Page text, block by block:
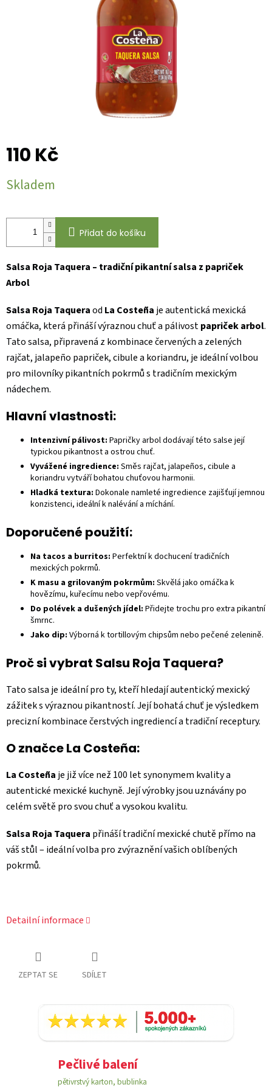
110 Kč
cena:
Skladem
Přidat do košíku
Salsa Roja Taquera – tradiční pikantní salsa z papriček
Arbol
Salsa Roja Taqueraod La Costeña je autentická mexická
omáčka, která přináší výraznou chuť a pálivostpapriček arbol.
Tato salsa, připravená z kombinace červených a zelených
rajčat, jalapeño papriček, cibule a koriandru, je ideální volbou
pro milovníky pikantních pokrmů s tradičním mexickým
nádechem.
Hlavní vlastnosti:
Intenzivní pálivost: Papričky arbol dodávají této salse její
typickou pikantnost a ostrou chuť.
Vyvážené ingredience: Směs rajčat, jalapeños, cibule a
koriandru vytváří bohatou chuťovou harmonii.
Hladká textura: Dokonale namleté ingredience zajišťují jemnou
konzistenci, ideální k nalévání a míchání.
Doporučené použití:
Na tacos a burritos: Perfektní k dochucení tradičních
mexických pokrmů.
K masu a grilovaným pokrmům: Skvělá jako omáčka k
hovězímu, kuřecímu nebo vepřovému.
Do polévek a dušených jídel: Přidejte trochu pro extra pikantní
šmrnc.
Jako dip: Výborná k tortillovým chipsům nebo pečené zelenině.
Proč si vybrat Salsu Roja Taquera?
Tato salsa je ideální pro ty, kteří hledají autentický mexický
zážitek s výraznou pikantností. Její bohatá chuť je výsledkem
precizní kombinace čerstvých ingrediencí a tradiční receptury.
O značce La Costeña:
La Costeña je již více než 100 let synonymem kvality a
autentické mexické kuchyně. Její výrobky jsou uznávány po
celém světě pro svou chuť a vysokou kvalitu.
Salsa Roja Taquera přináší tradiční mexické chutě přímo na
váš stůl – ideální volba pro zvýraznění vašich oblíbených
pokrmů.
Detailní informace
ZEPTAT SE SDÍLET
Pečlivé balení
pětivrstvý karton, bublinka